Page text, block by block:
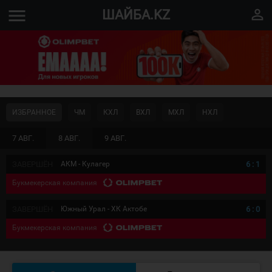
menu ШАЙБА.KZ perm_identity
7 АВГ. 8 АВГ. 9 АВГ.
ИЗБРАННОЕ ЧМ КХЛ ВХЛ МХЛ НХЛ
АКМ - Кулагер 6 : 1
Букмекерская компания
Южный Урал - ХК Актобе 6 : 0
Букмекерская компания